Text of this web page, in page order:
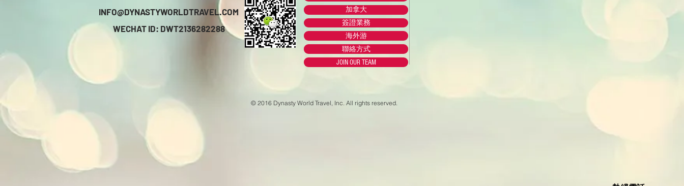
INFO@DYNASTYWORLDTRAVEL.COM
WECHAT ID: DWT2136282288
加拿大
簽證業務
海外游
聯絡方式
JOIN OUR TEAM
© 2016 Dynasty World Travel, Inc. All rights reserved.